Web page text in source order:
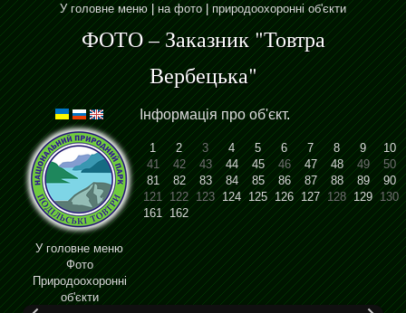
У головне меню|на фото|природоохоронні об'єкти
ФОТО – Заказник "Товтра
Вербецька"
У головне меню
Фото
Природоохоронні
об'єкти
Інформація про об'єкт.
1 2 3 4 5 6 7 8 9
10
41 42 43 44 45 46 47 48 49 50
81
82 83 84 85 86 87 88 89
90
121122123 124 125 126 127 128 129 130
161 162